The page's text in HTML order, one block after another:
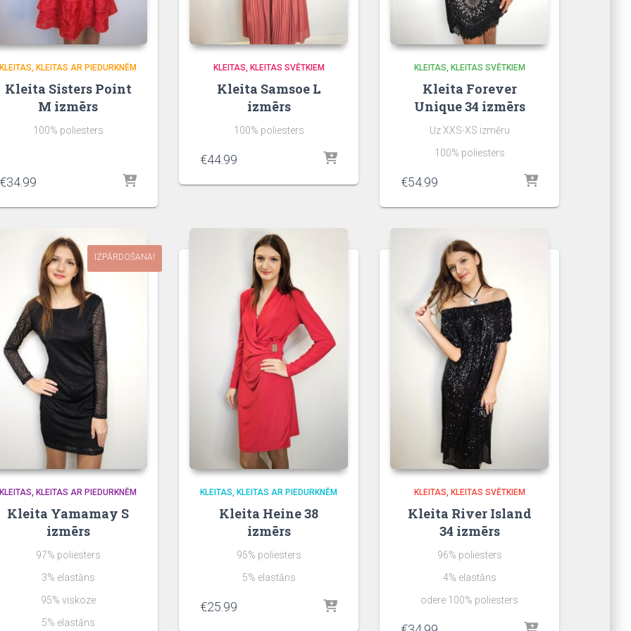
KLEITAS KLEITAS AR PIEDURKNĒM
Kleita Sisters Point
M izmērs
100% poliesters
€34.99
KLEITAS KLEITAS SVĒTKIEM
Kleita Samsoe L
izmērs
100% poliesters
€44.99
KLEITAS KLEITAS SVĒTKIEM
Kleita Forever
Unique 34 izmērs
Uz XXS-XS izmēru
100% poliesters
€54.99
IZPĀRDOŠANA!
KLEITAS KLEITAS AR PIEDURKNĒM
Kleita Yamamay S
izmērs
97% poliesters
3% elastāns
95% viskoze
5% elastāns
KLEITAS KLEITAS AR PIEDURKNĒM
Kleita Heine 38
izmērs
95% poliesters
5% elastāns
€25.99
KLEITAS KLEITAS SVĒTKIEM
Kleita River Island
34 izmērs
96% poliesters
4% elastāns
odere 100% poliesters